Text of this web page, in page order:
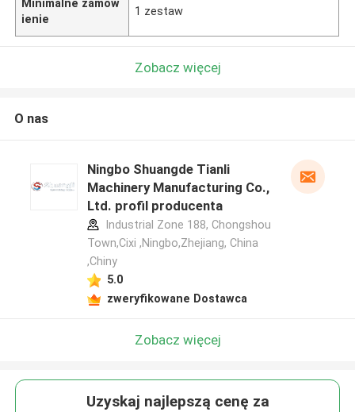
Minimalne zamów
ienie
1 zestaw
Zobacz więcej
O nas
Ningbo Shuangde Tianli
Machinery Manufacturing Co.,
Ltd. profil producenta
Industrial Zone 188, Chongshou
Town,Cixi ,Ningbo,Zhejiang, China
,Chiny
5.0
zweryfikowane Dostawca
Zobacz więcej
Uzyskaj najlepszą cenę za